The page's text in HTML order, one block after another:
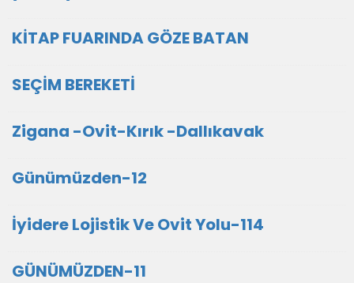
KİTAP FUARINDA GÖZE BATAN
SEÇİM BEREKETİ
Zigana -Ovit-Kırık -Dallıkavak
Günümüzden-12
İyidere Lojistik Ve Ovit Yolu-114
GÜNÜMÜZDEN-11